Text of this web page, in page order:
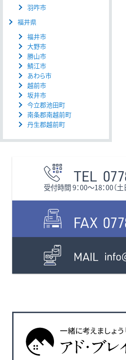
羽咋市
福井県
福井市
大野市
勝山市
鯖江市
あわら市
越前市
坂井市
今立郡池田町
南条郡南越前町
丹生郡越前町
受付時間 9：00〜18：00（土